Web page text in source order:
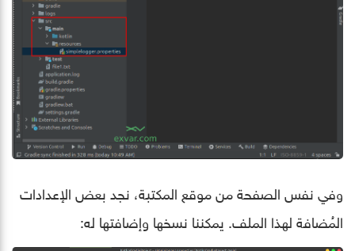
وفي نفس الصفحة من موقع المكتبة، نجد بعض الإعدادات
المُضافة لهذا الملف. يمكننا نسخها وإضافتها له: